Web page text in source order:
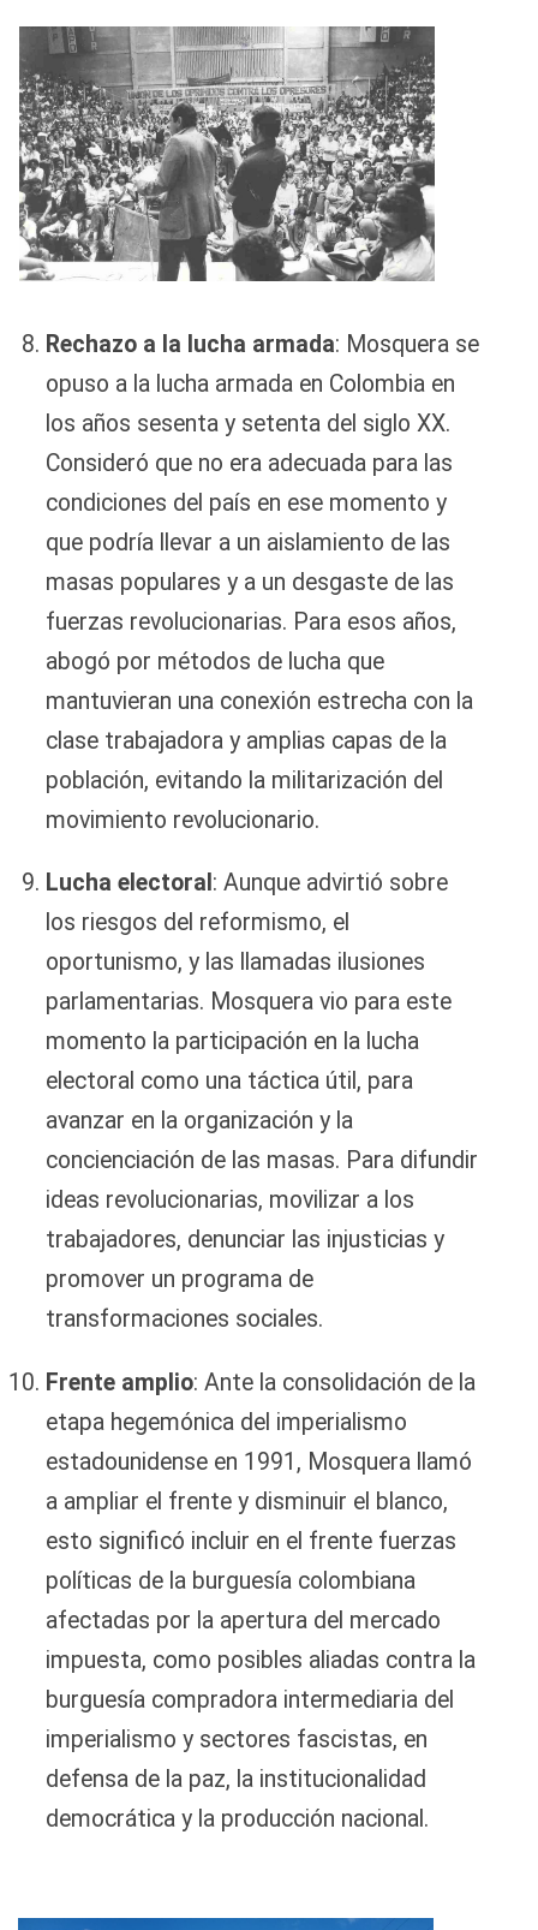
Rechazo a la lucha armada: Mosquera se
opuso a la lucha armada en Colombia en
los años sesenta y setenta del siglo XX.
Consideró que no era adecuada para las
condiciones del país en ese momento y
que podría llevar a un aislamiento de las
masas populares y a un desgaste de las
fuerzas revolucionarias. Para esos años,
abogó por métodos de lucha que
mantuvieran una conexión estrecha con la
clase trabajadora y amplias capas de la
población, evitando la militarización del
movimiento revolucionario.
Lucha electoral : Aunque advirtió sobre
los riesgos del reformismo, el
oportunismo, y las llamadas ilusiones
parlamentarias. Mosquera vio para este
momento la participación en la lucha
electoral como una táctica útil, para
avanzar en la organización y la
concienciación de las masas. Para difundir
ideas revolucionarias, movilizar a los
trabajadores, denunciar las injusticias y
promover un programa de
transformaciones sociales.
Frente amplio: Ante la consolidación de la
etapa hegemónica del imperialismo
estadounidense en 1991, Mosquera llamó
a ampliar el frente y disminuir el blanco,
esto significó incluir en el frente fuerzas
políticas de la burguesía colombiana
afectadas por la apertura del mercado
impuesta, como posibles aliadas contra la
burguesía compradora intermediaria del
imperialismo y sectores fascistas, en
defensa de la paz, la institucionalidad
democrática y la producción nacional.